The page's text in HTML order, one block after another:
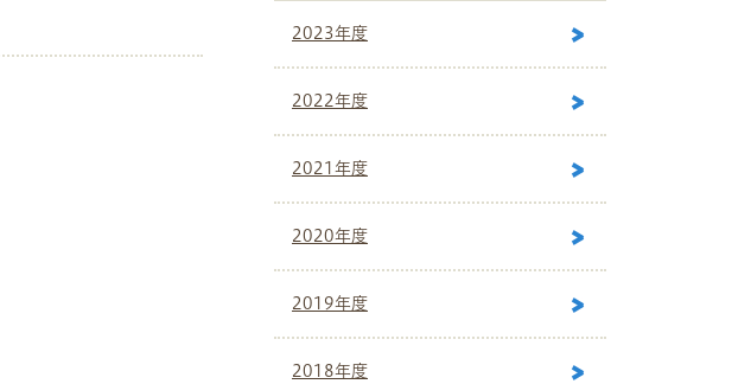
2023年度
2022年度
2021年度
2020年度
2019年度
2018年度